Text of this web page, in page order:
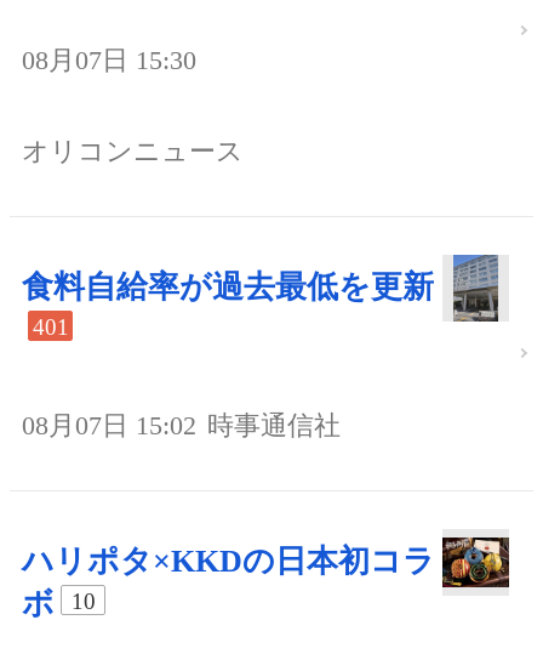
08月07日 15:30
オリコンニュース
食料自給率が過去最低を更新
401
08月07日 15:02 時事通信社
ハリポタ×KKDの日本初コラ
ボ
10